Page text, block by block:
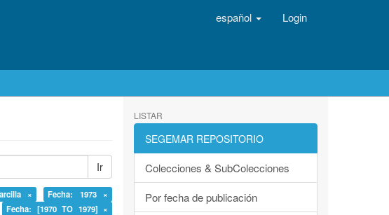
español Login
Ir
×
Fecha: 1973 ×
Fecha: [1970 TO 1979] ×
LISTAR
SEGEMAR REPOSITORIO
Colecciones & SubColecciones
Por fecha de publicación